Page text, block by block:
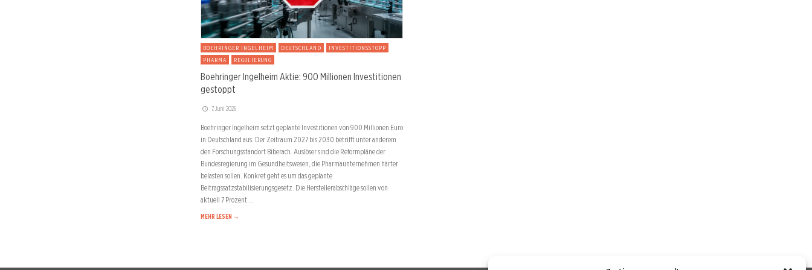
BOEHRINGER INGELHEIM DEUTSCHLAND
INVESTITIONSSTOPP
PHARMA
REGULIERUNG
Boehringer Ingelheim Aktie: 900 Millionen Investitionen
gestoppt
7. Juni 2026
Boehringer Ingelheim setzt geplante Investitionen von 900 Millionen Euro
in Deutschland aus. Der Zeitraum 2027 bis 2030 betrifft unter anderem
den Forschungsstandort Biberach. Auslöser sind die Reformpläne der
Bundesregierung im Gesundheitswesen, die Pharmaunternehmen härter
belasten sollen. Konkret geht es um das geplante
Beitragssatzstabilisierungsgesetz. Die Herstellerabschläge sollen von
aktuell 7 Prozent …
MEHR LESEN →